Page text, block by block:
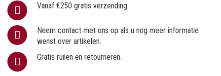
Vanaf €250 gratis verzending
Neem contact met ons op als u nog meer informatie
wenst over artikelen.
Gratis ruilen en retourneren.